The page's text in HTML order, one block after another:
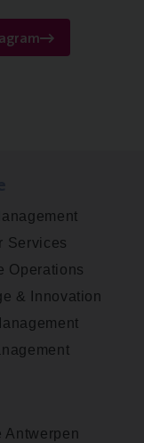
Services
Operations
& Innovation
Antwerpen
Trans­port
verzekeringen